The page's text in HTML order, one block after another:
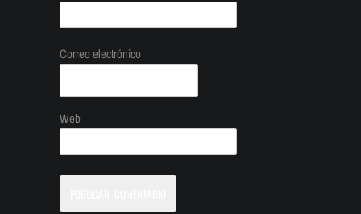
Correo electrónico
Web